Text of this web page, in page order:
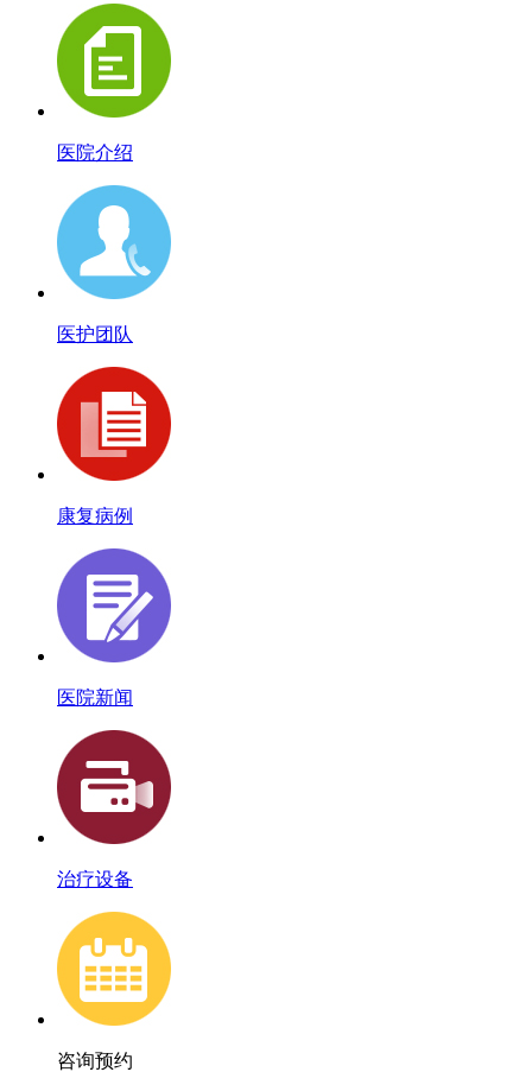
医院介绍
医护团队
康复病例
医院新闻
治疗设备
咨询预约